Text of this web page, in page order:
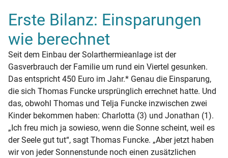
Erste Bilanz: Einsparungen
wie berechnet
Seit dem Einbau der Solarthermieanlage ist der
Gasverbrauch der Familie um rund ein Viertel gesunken.
Das entspricht 450 Euro im Jahr.* Genau die Einsparung,
die sich Thomas Funcke ursprünglich errechnet hatte. Und
das, obwohl Thomas und Telja Funcke inzwischen zwei
Kinder bekommen haben: Charlotta (3) und Jonathan (1).
„Ich freu mich ja sowieso, wenn die Sonne scheint, weil es
der Seele gut tut“, sagt Thomas Funcke. „Aber jetzt haben
wir von jeder Sonnenstunde noch einen zusätzlichen